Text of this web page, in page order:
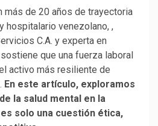
más de 20 años de trayectoria
hospitalario venezolano, ,
C.A. y experta en
que una fuerza laboral
activo más resiliente de
En este artículo, exploramos
la salud mental en la
solo una cuestión ética,